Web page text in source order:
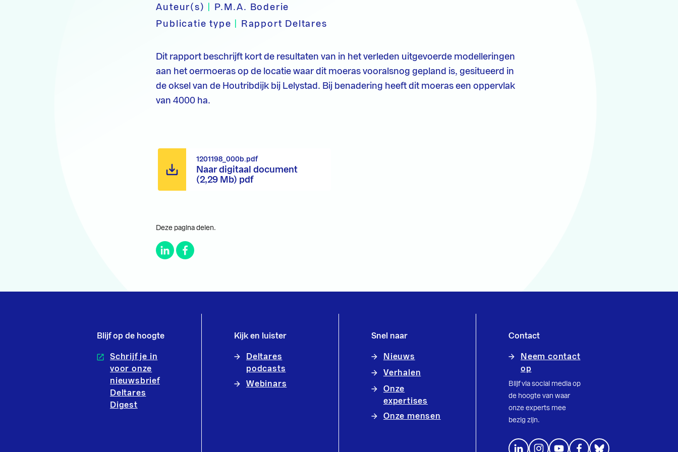
Auteur(s)
P.M.A. Boderie
Publicatie type
Rapport Deltares
Dit rapport beschrijft kort de resultaten van in het verleden uitgevoerde modelleringen
aan het oermoeras op de locatie waar dit moeras vooralsnog gepland is, gesitueerd in
de oksel van de Houtribdijk bij Lelystad. Bij benadering heeft dit moeras een oppervlak
van 4000 ha.
Naar digitaal document
(2,29 Mb) pdf
1201198_000b.pdf
Deze pagina delen.
Blijf op de hoogte
Schrijf je in
voor onze
nieuwsbrief
Deltares
Digest
Kijk en luister
Deltares
podcasts
Webinars
Snel naar
Nieuws
Verhalen
Onze
expertises
Onze mensen
Contact
Neem contact
op
Blijf via social media op
de hoogte van waar
onze experts mee
bezig zijn.